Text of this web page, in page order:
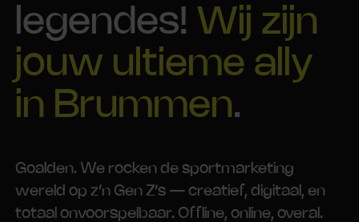
legendes! Wij zijn
jouw ultieme ally
in Brummen.
Goalden. We rocken de sportmarketing
wereld op z’n Gen Z’s — creatief, digitaal, en
totaal onvoorspelbaar. Offline, online, overal.